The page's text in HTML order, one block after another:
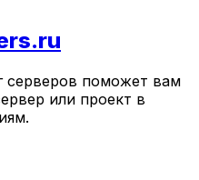
серверов поможет вам
или проект в